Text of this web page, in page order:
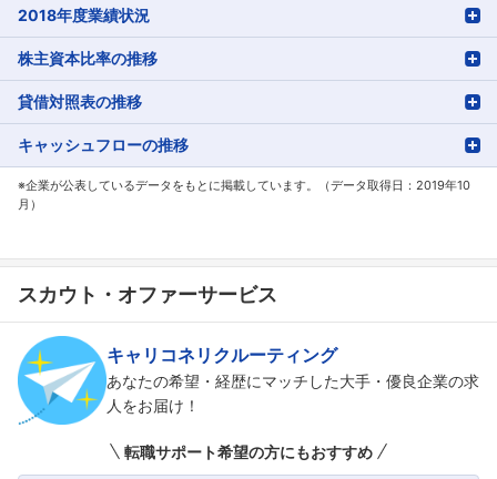
2018年度業績状況
株主資本比率の推移
貸借対照表の推移
キャッシュフローの推移
※企業が公表しているデータをもとに掲載しています。（データ取得日：2019年10
月）
スカウト・オファーサービス
キャリコネリクルーティング
あなたの希望・経歴にマッチした大手・優良企業の求
人をお届け！
転職サポート希望の方にもおすすめ